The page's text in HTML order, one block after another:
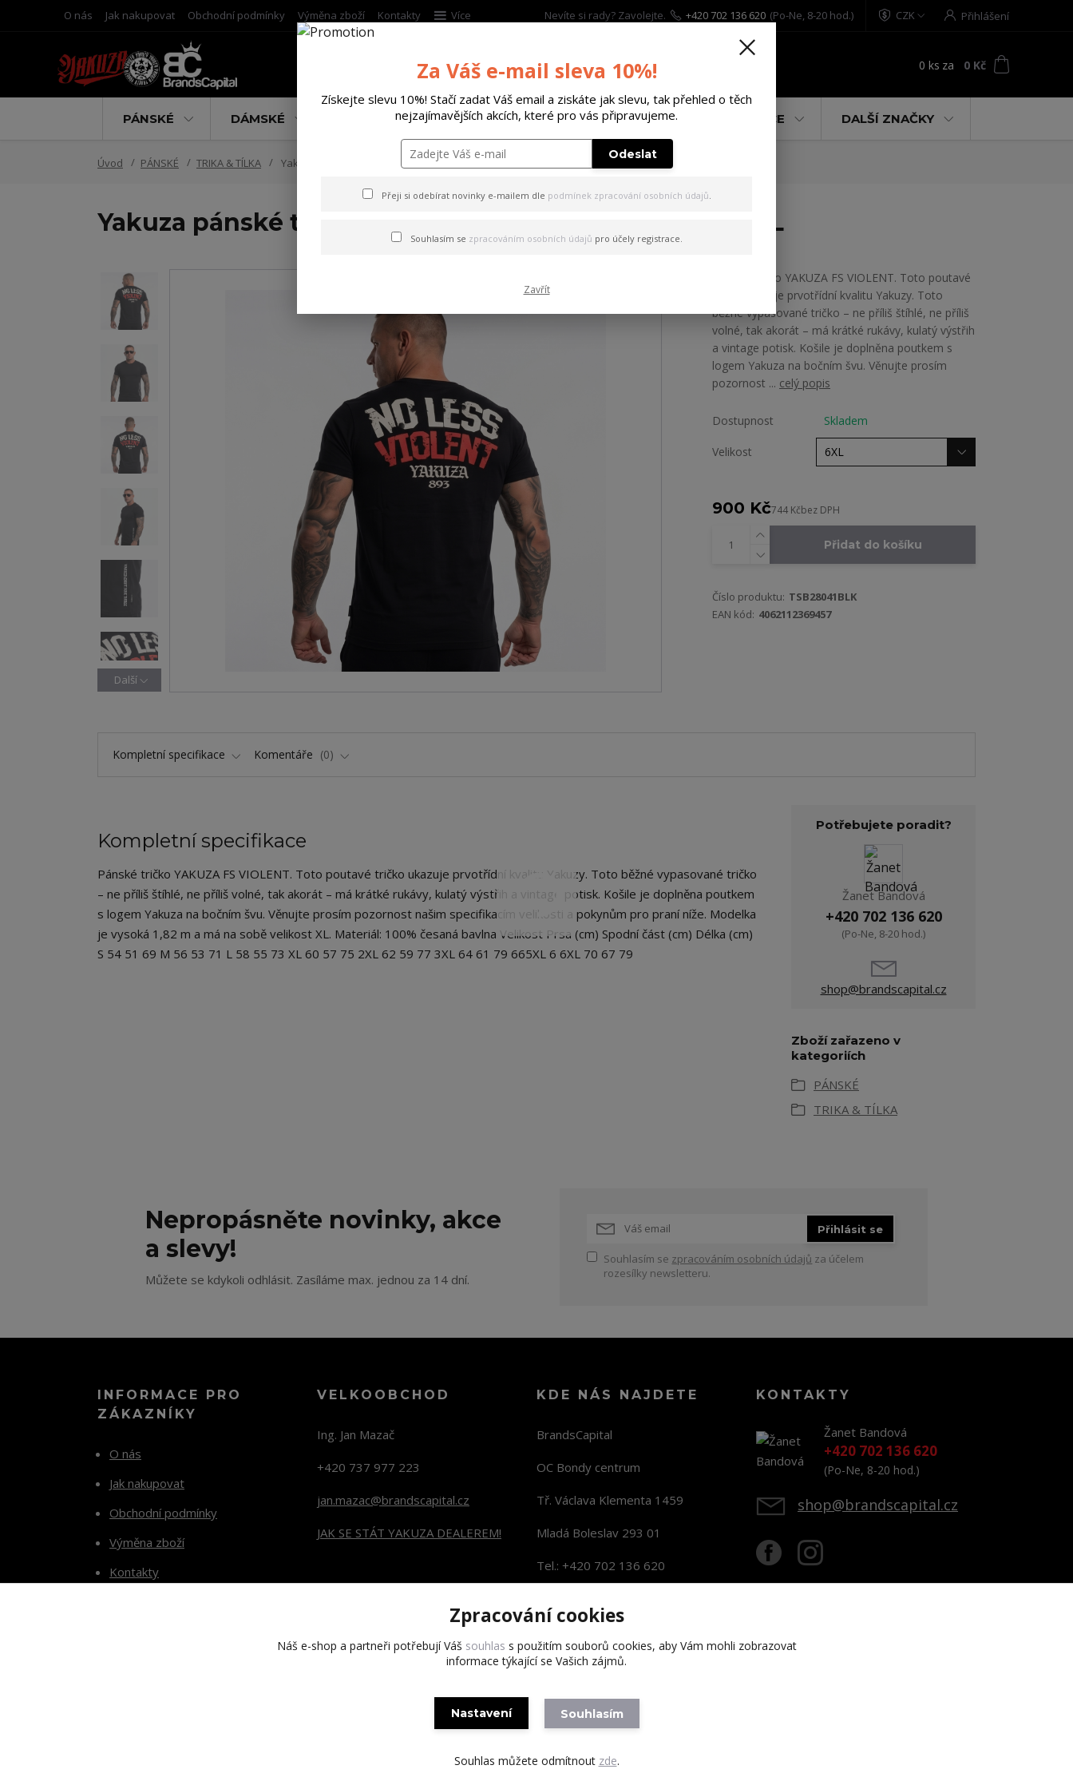
O nás Jak nakupovat Obchodní podmínky Výměna zboží Kontakty Více CZK Přihlášení
Nevíte si rady? Zavolejte. +420 702 136 620 (Po-Ne, 8-20 hod.)
0 ks za 0 Kč
PÁNSKÉ DÁMSKÉ DOPLŇKY DÁRKOVÉ POUKAZY % AKCE DALŠÍ ZNAČKY
Úvod PÁNSKÉ TRIKA & TÍLKA Yakuza pánské tričko Violent Regular T-Shirt black 6XL
Yakuza pánské tričko Violent Regular T-Shirt black 6XL
Další
Pánské tričko YAKUZA FS VIOLENT. Toto poutavé
tričko ukazuje prvotřídní kvalitu Yakuzy. Toto
běžné vypasované tričko – ne příliš štíhlé, ne příliš
volné, tak akorát – má krátké rukávy, kulatý výstřih
a vintage potisk. Košile je doplněna poutkem s
logem Yakuza na bočním švu. Věnujte prosím
pozornost ... celý popis
Dostupnost Skladem
Velikost
900 Kč744 Kčbez DPH
Přidat do košíku
Číslo produktu: TSB28041BLK
EAN kód: 4062112369457
Kompletní specifikace Komentáře 0
Kompletní specifikace
Pánské tričko YAKUZA FS VIOLENT. Toto poutavé tričko ukazuje prvotřídní kvalitu Yakuzy. Toto běžné vypasované tričko
– ne příliš štíhlé, ne příliš volné, tak akorát – má krátké rukávy, kulatý výstřih a vintage potisk. Košile je doplněna poutkem
s logem Yakuza na bočním švu. Věnujte prosím pozornost našim specifikacím velikosti a pokynům pro praní níže. Modelka
je vysoká 1,82 m a má na sobě velikost XL. Materiál: 100% česaná bavlna Velikost Prsa (cm) Spodní část (cm) Délka (cm)
S 54 51 69 M 56 53 71 L 58 55 73 XL 60 57 75 2XL 62 59 77 3XL 64 61 79 665XL 6 6XL 70 67 79
Potřebujete poradit?
Žanet Bandová
+420 702 136 620
(Po-Ne, 8-20 hod.)
shop@brandscapital.cz
Zboží zařazeno v
kategoriích
PÁNSKÉ
TRIKA & TÍLKA
Nepropásněte novinky, akce
a slevy!
Můžete se kdykoli odhlásit. Zasíláme max. jednou za 14 dní.
Přihlásit se
Souhlasím se zpracováním osobních údajů za účelem
rozesílky newsletteru.
INFORMACE PRO
ZÁKAZNÍKY
O nás
Jak nakupovat
Obchodní podmínky
Výměna zboží
Kontakty
VELKOOBCHOD
Ing. Jan Mazač
+420 737 977 223
jan.mazac@brandscapital.cz
JAK SE STÁT YAKUZA DEALEREM!
KDE NÁS NAJDETE
BrandsCapital
OC Bondy centrum
Tř. Václava Klementa 1459
Mladá Boleslav 293 01
Tel.: +420 702 136 620
KONTAKTY
Žanet Bandová
+420 702 136 620
(Po-Ne, 8-20 hod.)
shop@brandscapital.cz
Copyright 2020 BrandsCapital s.r.o.
Za Váš e-mail sleva 10%!
Získejte slevu 10%! Stačí zadat Váš email a ziskáte jak slevu, tak přehled o těch
nejzajímavějších akcích, které pro vás připravujeme.
Odeslat
Přeji si odebírat novinky e-mailem dle podmínek zpracování osobních údajů.
Souhlasím se zpracováním osobních údajů pro účely registrace.
Zavřít
Zpracování cookies
Náš e-shop a partneři potřebují Váš souhlas s použitím souborů cookies, aby Vám mohli zobrazovat
informace týkající se Vašich zájmů.
Nastavení Souhlasím
Souhlas můžete odmítnout zde.